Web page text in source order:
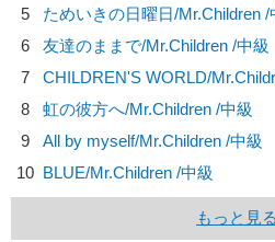
5
ためいきの日曜日/Mr.Children /
6
友達のままで/Mr.Children /中級
7
CHILDREN'S WORLD/
8
虹の彼方へ/Mr.Children /中級
9
All by myself/Mr.Children /中級
10 BLUE/Mr.Children /中級
もっと見る